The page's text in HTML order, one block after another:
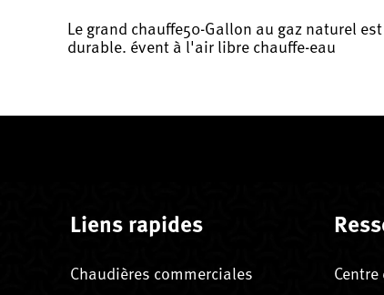
Le grand chauffe50-Gallon au gaz naturel
durable. évent à l'air libre chauffe-eau
Liens rapides
Chaudières commerciales